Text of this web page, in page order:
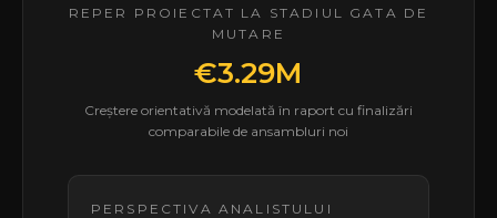
REPER PROIECTAT LA STADIUL GATA DE
MUTARE
€3.29M
Creștere orientativă modelată în raport cu finalizări
comparabile de ansambluri noi
PERSPECTIVA ANALISTULUI